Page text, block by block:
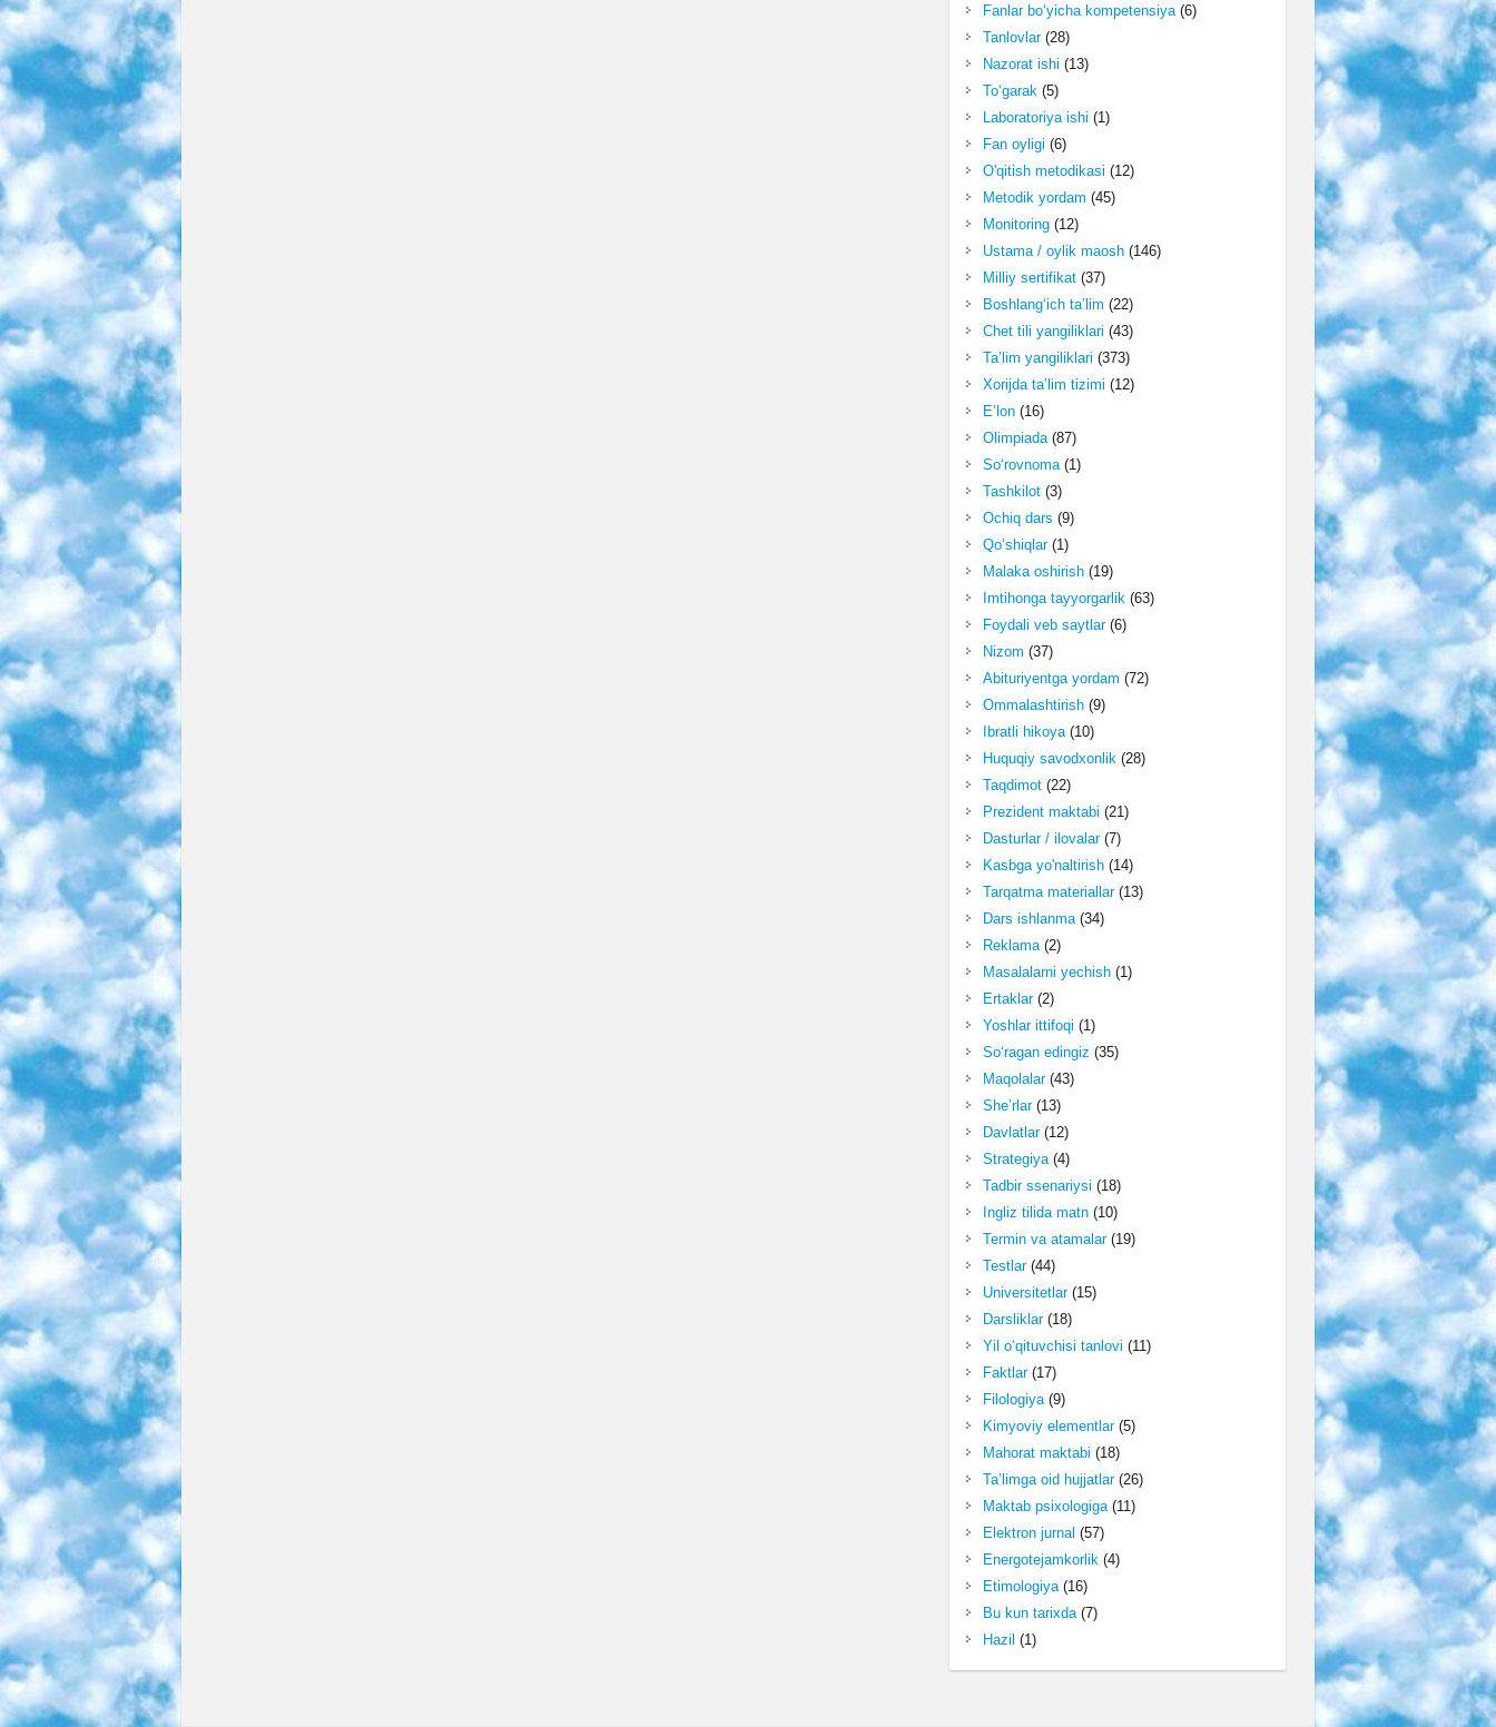
Fanlar bo‘yicha kompetensiya(6)
Tanlovlar(28)
Nazorat ishi (13)
To‘garak(5)
Laboratoriya ishi (1)
Fan oyligi (6)
O'qitish metodikasi (12)
Metodik yordam (45)
Monitoring(12)
Ustama / oylik maosh(146)
Milliy sertifikat(37)
Boshlang‘ich ta’lim (22)
Chet tili yangiliklari (43)
Ta’lim yangiliklari (373)
Xorijda ta’lim tizimi (12)
E’lon(16)
Olimpiada(87)
So‘rovnoma(1)
Tashkilot(3)
Ochiq dars (9)
Qo‘shiqlar(1)
Malaka oshirish(19)
Imtihonga tayyorgarlik(63)
Foydali veb saytlar(6)
Nizom (37)
Abituriyentga yordam (72)
Ommalashtirish(9)
Ibratli hikoya(10)
Huquqiy savodxonlik(28)
Taqdimot(22)
Prezident maktabi (21)
Dasturlar / ilovalar(7)
Kasbga yo'naltirish(14)
Tarqatma materiallar(13)
Dars ishlanma(34)
Reklama(2)
Masalalarni yechish(1)
Ertaklar(2)
Yoshlar ittifoqi (1)
So‘ragan edingiz (35)
Maqolalar(43)
She’rlar(13)
Davlatlar(12)
Strategiya(4)
Tadbir ssenariysi (18)
Ingliz tilida matn(10)
Termin va atamalar(19)
Testlar(44)
Universitetlar(15)
Darsliklar(18)
Yil o‘qituvchisi tanlovi (11)
Faktlar(17)
Filologiya(9)
Kimyoviy elementlar(5)
Mahorat maktabi (18)
Ta’limga oid hujjatlar(26)
Maktab psixologiga(11)
Elektron jurnal (57)
Energotejamkorlik(4)
Etimologiya(16)
Bu kun tarixda(7)
Hazil (1)